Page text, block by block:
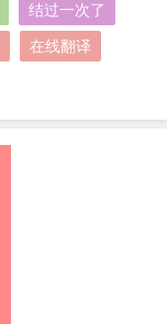
结过一次了
在线翻译